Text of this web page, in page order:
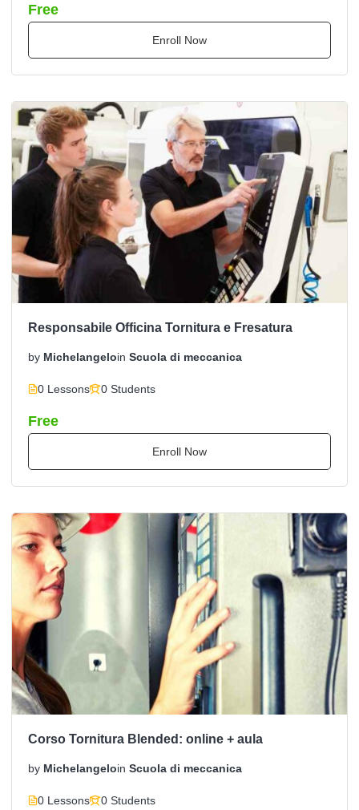
Free
Enroll Now
Responsabile Officina Tornitura e Fresatura
by Michelangeloin Scuola di meccanica
0 Lessons 0 Students
Free
Enroll Now
Corso Tornitura Blended: online + aula
by Michelangeloin Scuola di meccanica
0 Lessons 0 Students